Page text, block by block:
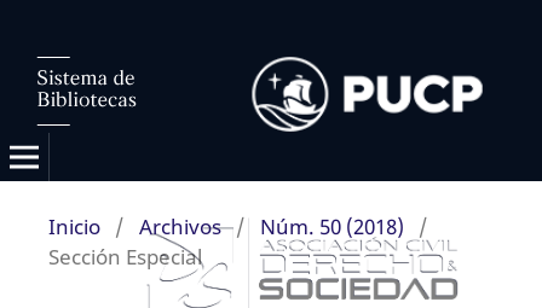
Inicio / Archivos / Núm. 50 (2018)
/
Sección Especial